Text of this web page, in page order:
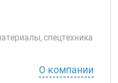
спецтехника
О компании